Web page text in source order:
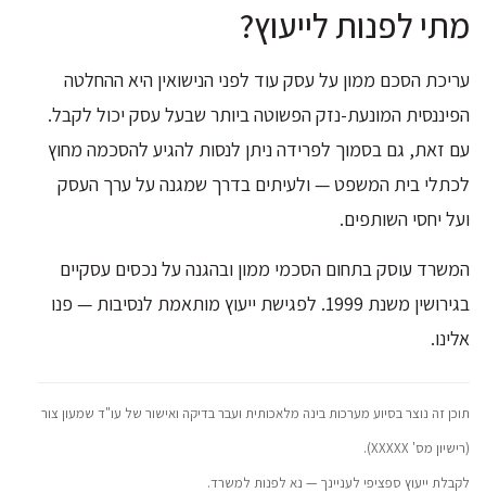
מתי לפנות לייעוץ?
עריכת הסכם ממון על עסק עוד לפני הנישואין היא ההחלטה
הפיננסית המונעת-נזק הפשוטה ביותר שבעל עסק יכול לקבל.
עם זאת, גם בסמוך לפרידה ניתן לנסות להגיע להסכמה מחוץ
לכתלי בית המשפט — ולעיתים בדרך שמגנה על ערך העסק
ועל יחסי השותפים.
המשרד עוסק בתחום הסכמי ממון ובהגנה על נכסים עסקיים
בגירושין משנת 1999. לפגישת ייעוץ מותאמת לנסיבות — פנו
אלינו.
תוכן זה נוצר בסיוע מערכות בינה מלאכותית ועבר בדיקה ואישור של עו"ד שמעון צור
(רישיון מס' XXXXX).
לקבלת ייעוץ ספציפי לעניינך — נא לפנות למשרד.